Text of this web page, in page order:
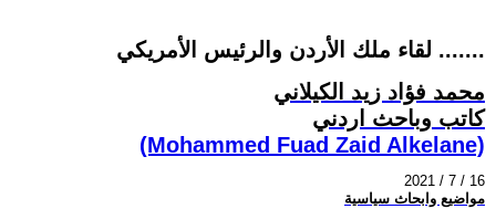
لقاء ملك الأردن والرئيس الأمريكي .......
محمد فؤاد زيد الكيلاني
كاتب وباحث اردني
(Mohammed Fuad Zaid Alkelane)
2021 / 7 / 16
مواضيع وابحاث سياسية